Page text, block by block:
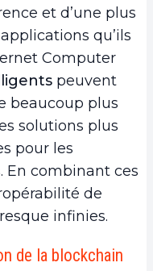
et d’une plus
qu’ils
Computer
peuvent
beaucoup plus
solutions plus
pour les
En combinant ces
de
infinies.
de la blockchain